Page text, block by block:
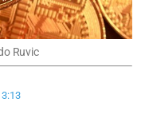
Ruvic